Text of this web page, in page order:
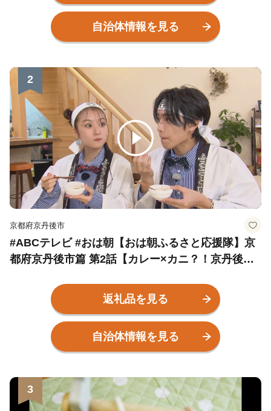
自治体情報を見る
2
京都府京丹後市
#ABCテレビ #おは朝【おは朝ふるさと応援隊】京
都府京丹後市篇 第2話【カレー×カニ？！京丹後の
返礼品を見る
自治体情報を見る
3